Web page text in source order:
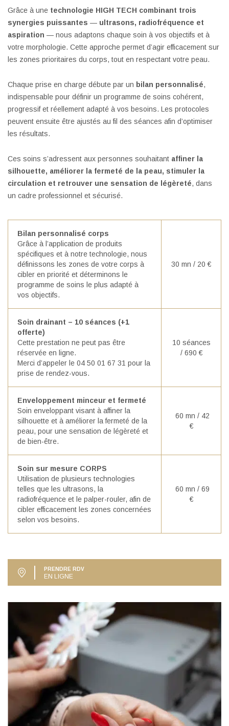
Grâce à une technologie HIGH TECH combinant trois
synergies puissantes — ultrasons, radiofréquence et
aspiration — nous adaptons chaque soin à vos objectifs et à
votre morphologie. Cette approche permet d’agir efficacement sur
les zones prioritaires du corps, tout en respectant votre peau.
Chaque prise en charge débute par un bilan personnalisé,
indispensable pour définir un programme de soins cohérent,
progressif et réellement adapté à vos besoins. Les protocoles
peuvent ensuite être ajustés au fil des séances afin d’optimiser
les résultats.
Ces soins s’adressent aux personnes souhaitant affiner la
silhouette, améliorer la fermeté de la peau, stimuler la
circulation et retrouver une sensation de légèreté, dans
un cadre professionnel et sécurisé.
Bilan personnalisé corps
Grâce à l’application de produits
spécifiques et à notre technologie, nous
définissons les zones de votre corps à
cibler en priorité et déterminons le
programme de soins le plus adapté à
vos objectifs.
30 mn / 20 €
Soin drainant – 10 séances (+1
offerte)
Cette prestation ne peut pas être
réservée en ligne.
Merci d’appeler le 04 50 01 67 31 pour la
prise de rendez-vous.
10 séances
/ 690 €
Enveloppement minceur et fermeté
Soin enveloppant visant à affiner la
silhouette et à améliorer la fermeté de la
peau, pour une sensation de légèreté et
de bien-être.
60 mn / 42
€
Soin sur mesure CORPS
Utilisation de plusieurs technologies
telles que les ultrasons, la
radiofréquence et le palper-rouler, afin de
cibler efficacement les zones concernées
selon vos besoins.
60 mn / 69
€
PRENDRE RDV
EN LIGNE